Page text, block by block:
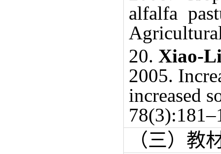
alfalfa
20. Xiao-
2005.
increased
（三）教